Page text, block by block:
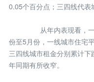
0.05个百分点；三四线代表
从年内表现看，一
份至5月份，一线城市住宅
三四线城市租金分别累计
年同期有所收窄。